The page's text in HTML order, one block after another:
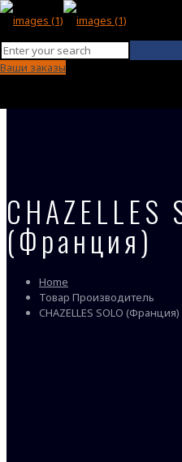
Ваши заказы
CHAZELLES
(Франция)
Home
Товар Производитель
CHAZELLES SOLO (Франция)